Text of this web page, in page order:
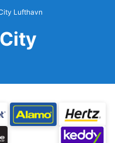
Lufthavn